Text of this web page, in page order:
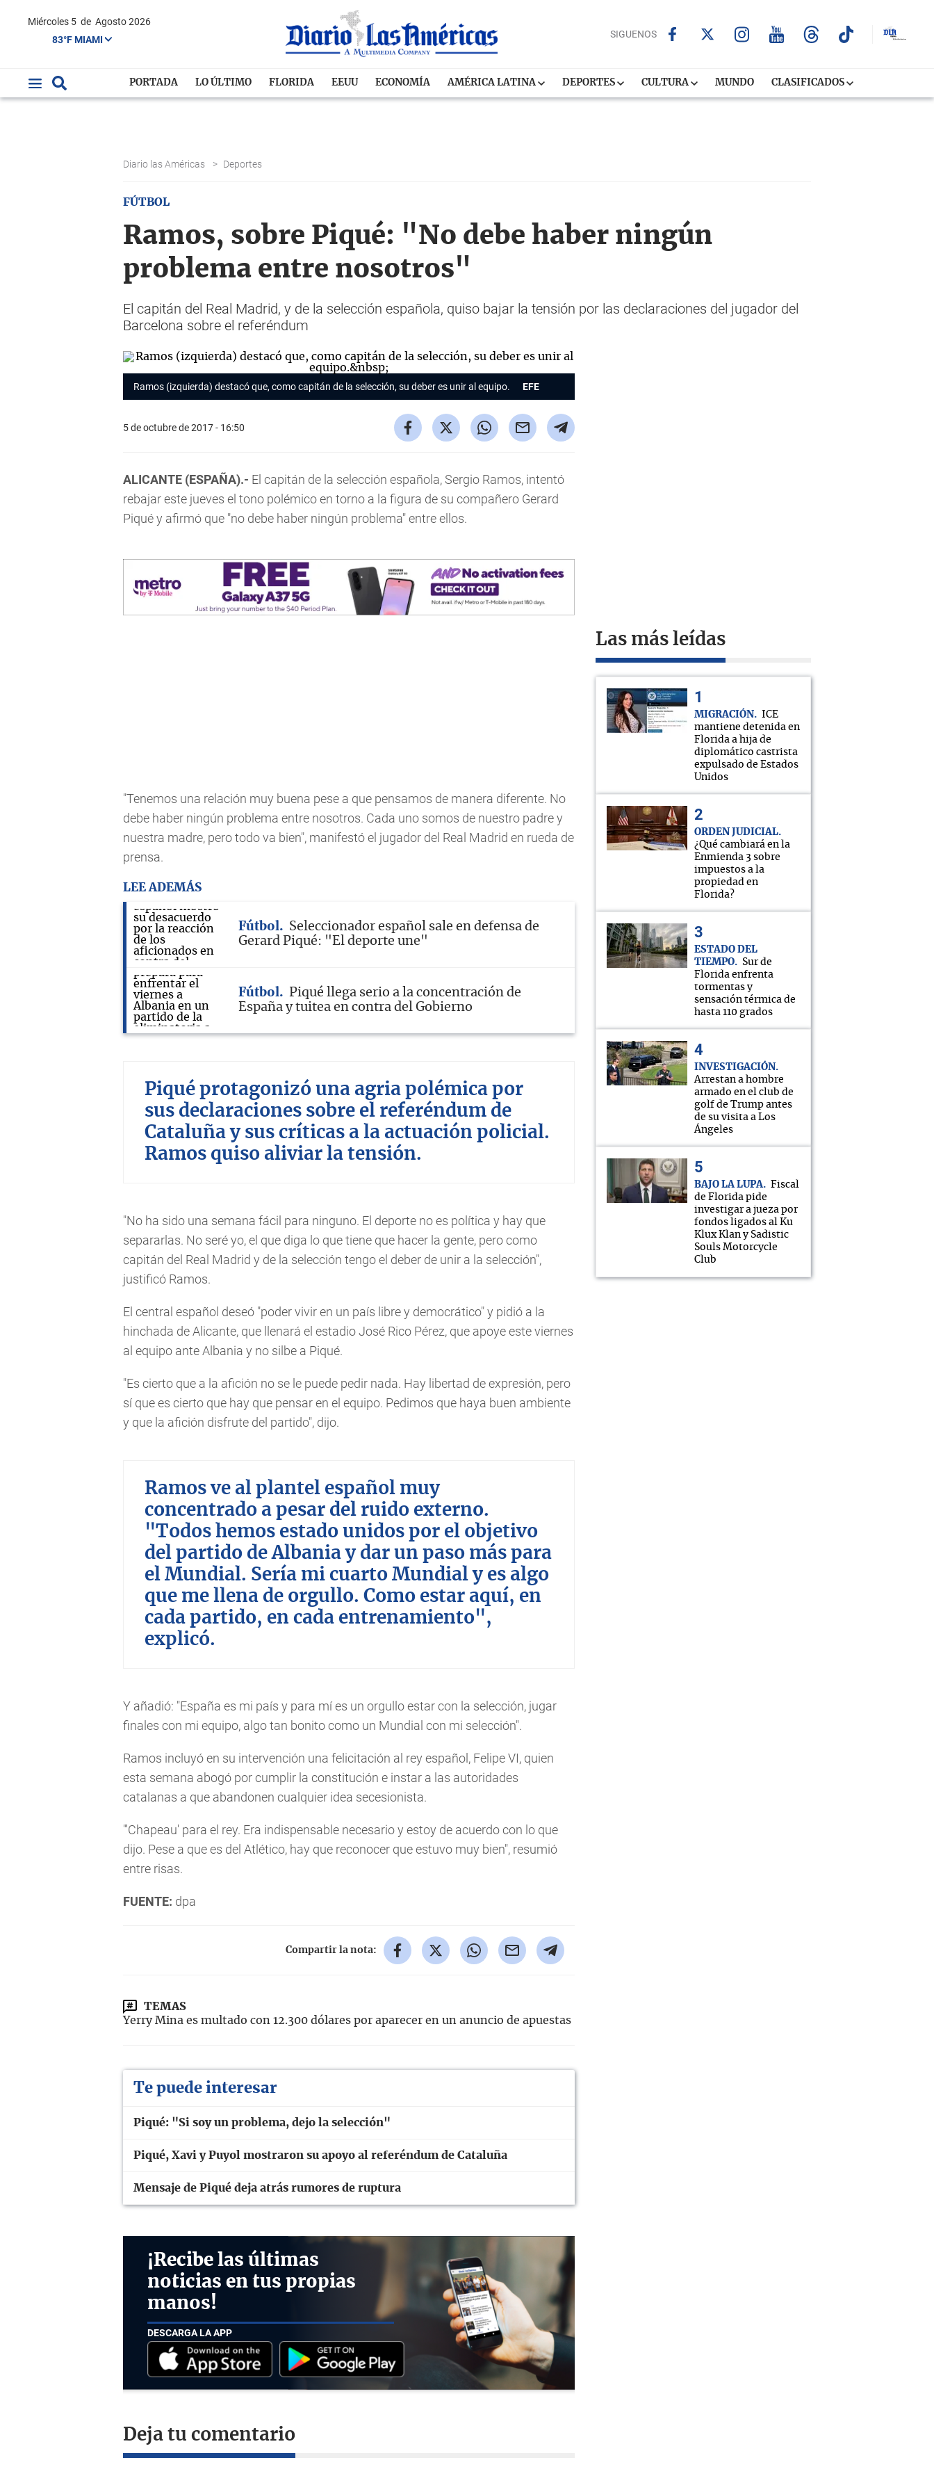
Miércoles 5 de Agosto 2026
83°F MIAMI
SIGUENOS
PORTADA LO ÚLTIMO FLORIDA EEUU ECONOMÍA AMÉRICA LATINA DEPORTES CULTURA MUNDO CLASIFICADOS
Diario las Américas > Deportes
FÚTBOL
Ramos, sobre Piqué: "No debe haber ningún
problema entre nosotros"
El capitán del Real Madrid, y de la selección española, quiso bajar la tensión por las declaraciones del jugador del
Barcelona sobre el referéndum
Ramos (izquierda) destacó que, como capitán de la selección, su deber es unir al equipo. EFE
5 de octubre de 2017 - 16:50
ALICANTE (ESPAÑA).- El capitán de la selección española, Sergio Ramos, intentó
rebajar este jueves el tono polémico en torno a la figura de su compañero Gerard
Piqué y afirmó que "no debe haber ningún problema" entre ellos.
"Tenemos una relación muy buena pese a que pensamos de manera diferente. No
debe haber ningún problema entre nosotros. Cada uno somos de nuestro padre y
nuestra madre, pero todo va bien", manifestó el jugador del Real Madrid en rueda de
prensa.
LEE ADEMÁS
Fútbol
Seleccionador español sale en defensa de
Gerard Piqué: "El deporte une"
Fútbol
Piqué llega serio a la concentración de
España y tuitea en contra del Gobierno
Piqué protagonizó una agria polémica por
sus declaraciones sobre el referéndum de
Cataluña y sus críticas a la actuación policial.
Ramos quiso aliviar la tensión.
"No ha sido una semana fácil para ninguno. El deporte no es política y hay que
separarlas. No seré yo, el que diga lo que tiene que hacer la gente, pero como
capitán del Real Madrid y de la selección tengo el deber de unir a la selección",
justificó Ramos.
El central español deseó "poder vivir en un país libre y democrático" y pidió a la
hinchada de Alicante, que llenará el estadio José Rico Pérez, que apoye este viernes
al equipo ante Albania y no silbe a Piqué.
"Es cierto que a la afición no se le puede pedir nada. Hay libertad de expresión, pero
sí que es cierto que hay que pensar en el equipo. Pedimos que haya buen ambiente
y que la afición disfrute del partido", dijo.
Ramos ve al plantel español muy
concentrado a pesar del ruido externo.
"Todos hemos estado unidos por el objetivo
del partido de Albania y dar un paso más para
el Mundial. Sería mi cuarto Mundial y es algo
que me llena de orgullo. Como estar aquí, en
cada partido, en cada entrenamiento",
explicó.
Y añadió: "España es mi país y para mí es un orgullo estar con la selección, jugar
finales con mi equipo, algo tan bonito como un Mundial con mi selección".
Ramos incluyó en su intervención una felicitación al rey español, Felipe VI, quien
esta semana abogó por cumplir la constitución e instar a las autoridades
catalanas a que abandonen cualquier idea secesionista.
"'Chapeau' para el rey. Era indispensable necesario y estoy de acuerdo con lo que
dijo. Pese a que es del Atlético, hay que reconocer que estuvo muy bien", resumió
entre risas.
FUENTE: dpa
Compartir la nota:
TEMAS
Yerry Mina es multado con 12.300 dólares por aparecer en un anuncio de apuestas
Te puede interesar
Piqué: "Si soy un problema, dejo la selección"
Piqué, Xavi y Puyol mostraron su apoyo al referéndum de Cataluña
Mensaje de Piqué deja atrás rumores de ruptura
¡Recibe las últimas
noticias en tus propias
manos!
DESCARGA LA APP
Deja tu comentario
Las más leídas
MIGRACIÓN
ICE
mantiene detenida en
Florida a hija de
diplomático castrista
expulsado de Estados
Unidos
ORDEN JUDICIAL
¿Qué cambiará en la
Enmienda 3 sobre
impuestos a la
propiedad en
Florida?
ESTADO DEL
TIEMPO
Sur de
Florida enfrenta
tormentas y
sensación térmica de
hasta 110 grados
INVESTIGACIÓN
Arrestan a hombre
armado en el club de
golf de Trump antes
de su visita a Los
Ángeles
BAJO LA LUPA
Fiscal
de Florida pide
investigar a jueza por
fondos ligados al Ku
Klux Klan y Sadistic
Souls Motorcycle
Club